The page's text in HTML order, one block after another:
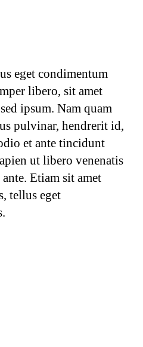
eget condimentum
libero, sit amet
ipsum. Nam quam
pulvinar, hendrerit id,
et ante tincidunt
ut libero venenatis
Etiam sit amet
tellus eget